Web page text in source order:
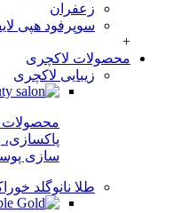
زعفران
سوپرفود هپی لایف
محصولات لاکچری
زیبایی لاکچری
محصولات
پاکسازی،
سازی پوست
طلا نانوگلد خوراکی